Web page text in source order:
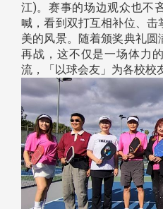
江)。赛事的场边观众也不
喊，看到双打互相补位、
美的风景。随着颁奖典礼
再战，这不仅是一场体力
流，「以球会友」为各校校